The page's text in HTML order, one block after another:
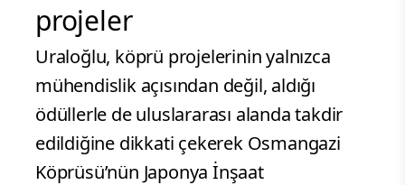
projeler
Uraloğlu, köprü projelerinin yalnızca
mühendislik açısından değil, aldığı
ödüllerle de uluslararası alanda takdir
edildiğine dikkati çekerek Osmangazi
Köprüsü’nün Japonya İnşaat